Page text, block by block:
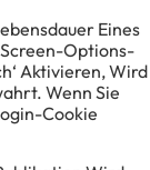
Eines
Options-
Aktivieren, Wird
Wenn Sie
Cookie